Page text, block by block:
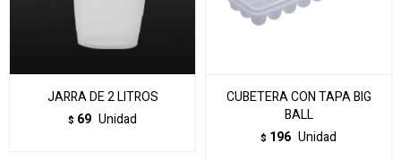
JARRA DE 2 LITROS
$ 69 Unidad
CUBETERA CON TAPA BIG
BALL
$ 196 Unidad